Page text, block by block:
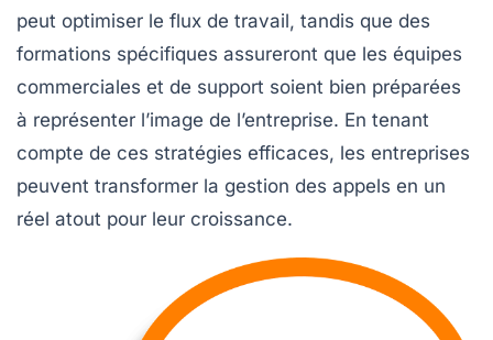
peut optimiser le flux de travail, tandis que des
formations spécifiques assureront que les équipes
commerciales et de support soient bien préparées
à représenter l’image de l’entreprise. En tenant
compte de ces stratégies efficaces, les entreprises
peuvent transformer la gestion des appels en un
réel atout pour leur croissance.